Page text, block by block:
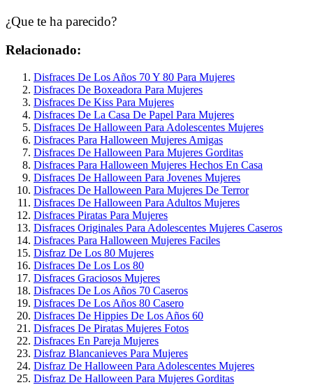
¿Que te ha parecido?
Relacionado:
Disfraces De Los Años 70 Y 80 Para Mujeres
Disfraces De Boxeadora Para Mujeres
Disfraces De Kiss Para Mujeres
Disfraces De La Casa De Papel Para Mujeres
Disfraces De Halloween Para Adolescentes Mujeres
Disfraces Para Halloween Mujeres Amigas
Disfraces De Halloween Para Mujeres Gorditas
Disfraces Para Halloween Mujeres Hechos En Casa
Disfraces De Halloween Para Jovenes Mujeres
Disfraces De Halloween Para Mujeres De Terror
Disfraces De Halloween Para Adultos Mujeres
Disfraces Piratas Para Mujeres
Disfraces Originales Para Adolescentes Mujeres Caseros
Disfraces Para Halloween Mujeres Faciles
Disfraz De Los 80 Mujeres
Disfraces De Los Los 80
Disfraces Graciosos Mujeres
Disfraces De Los Años 70 Caseros
Disfraces De Los Años 80 Casero
Disfraces De Hippies De Los Años 60
Disfraces De Piratas Mujeres Fotos
Disfraces En Pareja Mujeres
Disfraz Blancanieves Para Mujeres
Disfraz De Halloween Para Adolescentes Mujeres
Disfraz De Halloween Para Mujeres Gorditas